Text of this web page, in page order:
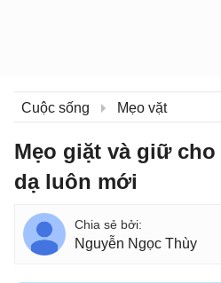
Cuộc sống Mẹo vặt
Mẹo giặt và giữ cho
dạ luôn mới
Nguyễn Ngọc Thùy